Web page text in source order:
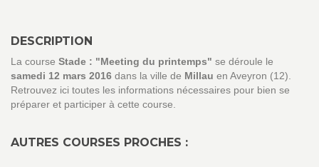
DESCRIPTION
La course Stade : "Meeting du printemps" se déroule le
samedi 12 mars 2016 dans la ville de Millau en Aveyron (12).
Retrouvez ici toutes les informations nécessaires pour bien se
préparer et participer à cette course.
AUTRES COURSES PROCHES :